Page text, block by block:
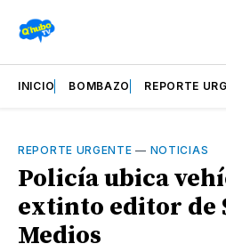
INICIO BOMBAZO REPORTE
REPORTE URGENTE — NOTICIAS
Policía ubica
extinto editor de
Medios